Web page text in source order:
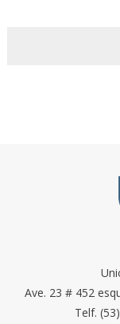
Ave. 23 # 452
Telf.